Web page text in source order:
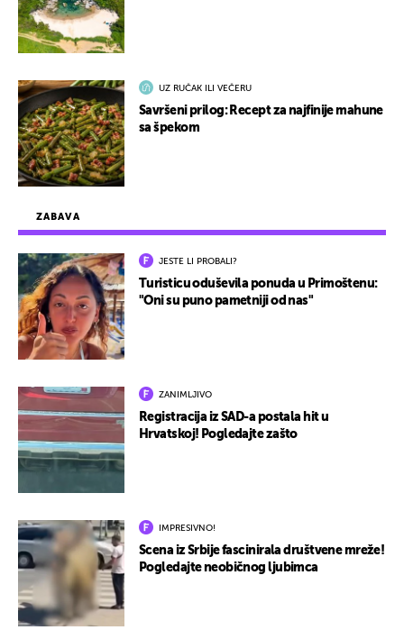
ZABAVA
JESTE LI PROBALI?
Turisticu oduševila ponuda u Primoštenu:
"Oni su puno pametniji od nas"
ZANIMLJIVO
Registracija iz SAD-a postala hit u
Hrvatskoj! Pogledajte zašto
IMPRESIVNO!
Scena iz Srbije fascinirala društvene mreže!
Pogledajte neobičnog ljubimca
UZ RUČAK ILI VEČERU
Savršeni prilog: Recept za najfinije mahune
sa špekom